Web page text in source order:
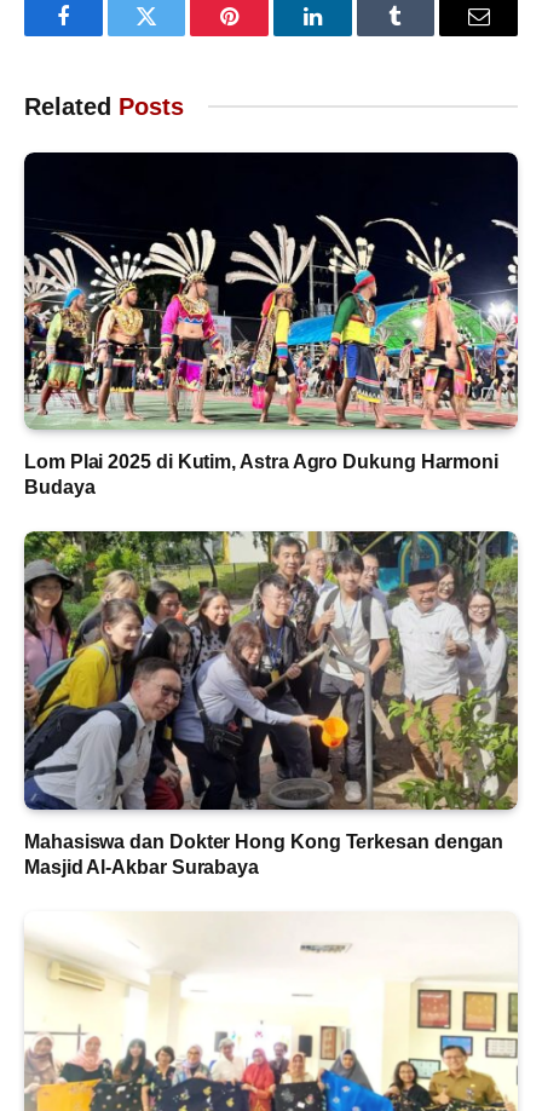
FacebookTwitter Pinterest LinkedInTumblr Email
Related Posts
Lom Plai 2025 di Kutim, Astra Agro Dukung Harmoni
Budaya
Mahasiswa dan Dokter Hong Kong Terkesan dengan
Masjid Al-Akbar Surabaya